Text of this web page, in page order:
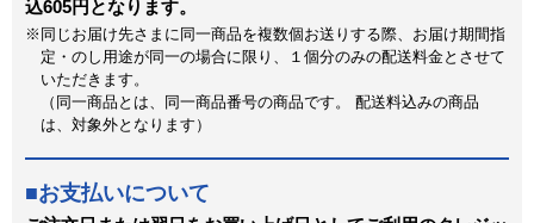
込605円となります。
同じお届け先さまに同一商品を複数個お送りする際、お届け期間指
定・のし用途が同一の場合に限り、１個分のみの配送料金とさせて
いただきます。
（同一商品とは、同一商品番号の商品です。 配送料込みの商品
は、対象外となります）
お支払いについて